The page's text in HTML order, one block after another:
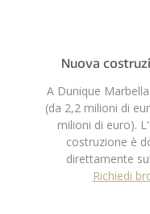
Nuova
A Dunique
(da 2,2 milioni di
milioni di euro).
costruzione è
direttamente
Richiedi